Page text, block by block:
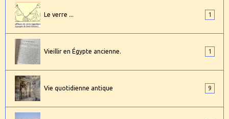
Le verre ... 1
Vieillir en Égypte ancienne. 1
Vie quotidienne antique 9